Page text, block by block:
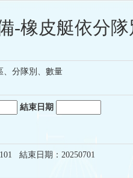
-橡皮艇依分
、分隊別、數量
結束日期
結束日期：20250701